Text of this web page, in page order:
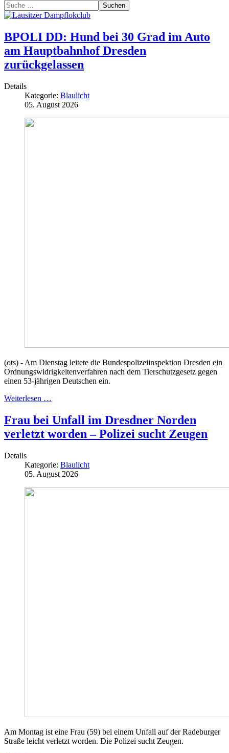
Suchen
BPOLI DD: Hund bei 30 Grad im Auto
am Hauptbahnhof Dresden
zurückgelassen
Details
Kategorie: Blaulicht
05. August 2026
(ots) - Am Dienstag leitete die Bundespolizeiinspektion Dresden ein
Ordnungswidrigkeitenverfahren nach dem Tierschutzgesetz gegen
einen 53-jährigen Deutschen ein.
Weiterlesen …
Frau bei Unfall im Dresdner Norden
verletzt worden – Polizei sucht Zeugen
Details
Kategorie: Blaulicht
05. August 2026
Am Montag ist eine Frau (59) bei einem Unfall auf der Radeburger
Straße leicht verletzt worden. Die Polizei sucht Zeugen.